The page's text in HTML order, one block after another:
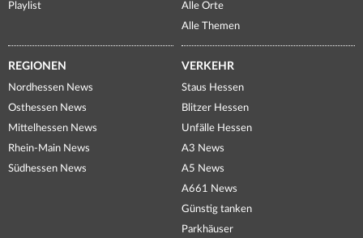
Playlist
Alle Orte
Alle Themen
REGIONEN
Nordhessen News
Osthessen News
Mittelhessen News
Rhein-Main News
Südhessen News
VERKEHR
Staus Hessen
Blitzer Hessen
Unfälle Hessen
A3 News
A5 News
A661 News
Günstig tanken
Parkhäuser